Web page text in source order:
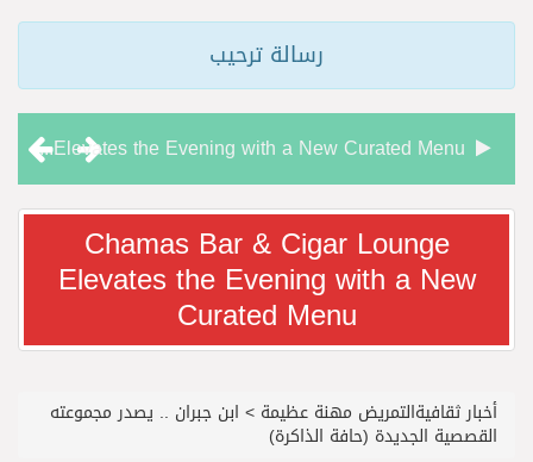
رسالة ترحيب
Chamas Bar & Cigar Lounge Elevates the Evening with a New Curated Menu
“شاماس” يقدّم تجربة مسائية راقية مع قائمة جديدة مستوحاة من النكهات البرازيلية
رجل الاعمال سعيد ال بخيت يغادر المستشفى
Chamas Bar & Cigar Lounge
Elevates the Evening with a New
Curated Menu
أخبار ثقافيةالتمريض مهنة عظيمة > ابن جبران .. يصدر مجموعته
القصصية الجديدة (حافة الذاكرة)